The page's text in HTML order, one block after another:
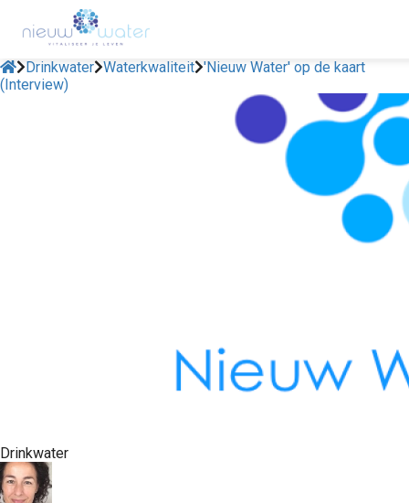
Drinkwater Waterkwaliteit 'Nieuw Water' op de kaart
(Interview)
Drinkwater